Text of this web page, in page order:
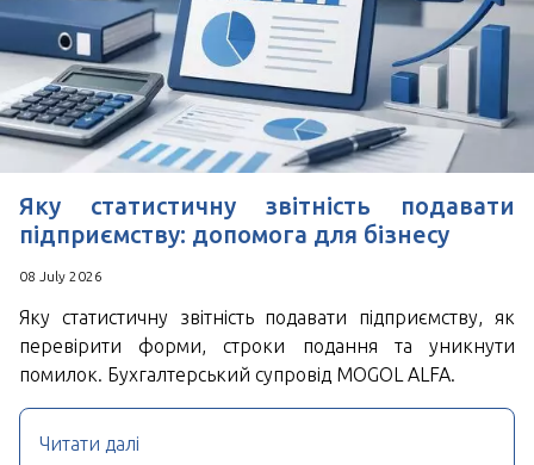
Поля позначені знаком*обов'язкові для
заповнення
Натискаючи кнопку Надіслати Ви погоджуєтесь з
Угода користувача
Яку статистичну звітність подавати
підприємству: допомога для бізнесу
08 July 2026
Яку статистичну звітність подавати підприємству, як
перевірити форми, строки подання та уникнути
помилок. Бухгалтерський супровід MOGOL ALFA.
Читати далі